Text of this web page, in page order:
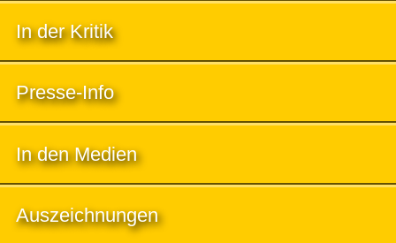
In der Kritik
Presse-Info
In den Medien
Auszeichnungen